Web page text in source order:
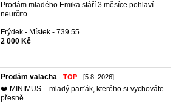
Prodám mladého Emika stáří 3 měsíce pohlaví
neurčito.
Frýdek - Místek - 739 55
2 000 Kč
Prodám valacha - TOP - [5.8. 2026]
❤️ MINIMUS – mladý parťák, kterého si vychováte
přesně ...